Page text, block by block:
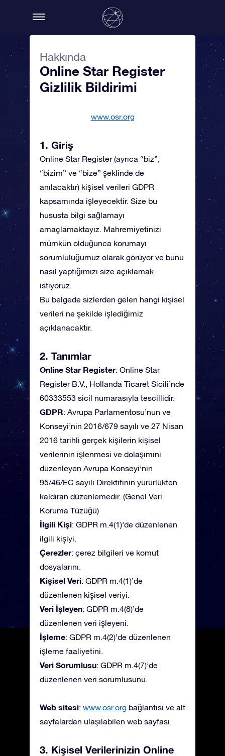
Hakkında
Online Star Register
Gizlilik Bildirimi
www.osr.org
1. Giriş
Online Star Register (ayrıca “biz”,
“bizim” ve “bize” şeklinde de
anılacaktır) kişisel verileri GDPR
kapsamında işleyecektir. Size bu
hususta bilgi sağlamayı
amaçlamaktayız. Mahremiyetinizi
mümkün olduğunca korumayı
sorumluluğumuz olarak görüyor ve bunu
nasıl yaptığımızı size açıklamak
istiyoruz.
Bu belgede sizlerden gelen hangi kişisel
verileri ne şekilde işlediğimiz
açıklanacaktır.
2. Tanımlar
Online Star Register: Online Star
Register B.V., Hollanda Ticaret Sicili’nde
60333553 sicil numarasıyla tescillidir.
GDPR: Avrupa Parlamentosu’nun ve
Konseyi’nin 2016/679 sayılı ve 27 Nisan
2016 tarihli gerçek kişilerin kişisel
verilerinin işlenmesi ve dolaşımını
düzenleyen Avrupa Konseyi’nin
95/46/EC sayılı Direktifinin yürürlükten
kaldıran düzenlemedir. (Genel Veri
Koruma Tüzüğü)
İlgili Kişi: GDPR m.4(1)’de düzenlenen
ilgili kişiyi.
Çerezler: çerez bilgileri ve komut
dosyalarını.
Kişisel Veri: GDPR m.4(1)’de
düzenlenen kişisel veriyi.
Veri İşleyen: GDPR m.4(8)’de
düzenlenen veri işleyeni.
İşleme: GDPR m.4(2)’de düzenlenen
işleme faaliyetini.
Veri Sorumlusu: GDPR m.4(7)’de
düzenlenen veri sorumlusunu.
Web sitesi: www.osr.org bağlantısı ve alt
sayfalardan ulaşılabilen web sayfası.
3. Kişisel Verilerinizin Online